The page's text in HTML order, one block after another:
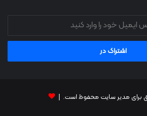
برای مدیر سایت محفوظ است. |